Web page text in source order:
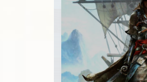
Cyber